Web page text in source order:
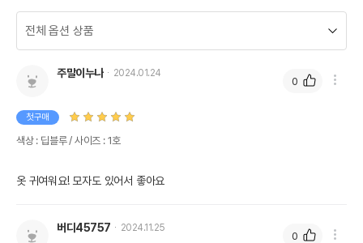
주말이누나 2024.01.24
첫구매
색상 : 딥블루 / 사이즈 : 1호
옷 귀여워요! 모자도 있어서 좋아요
0
버디45757 2024.11.25
0